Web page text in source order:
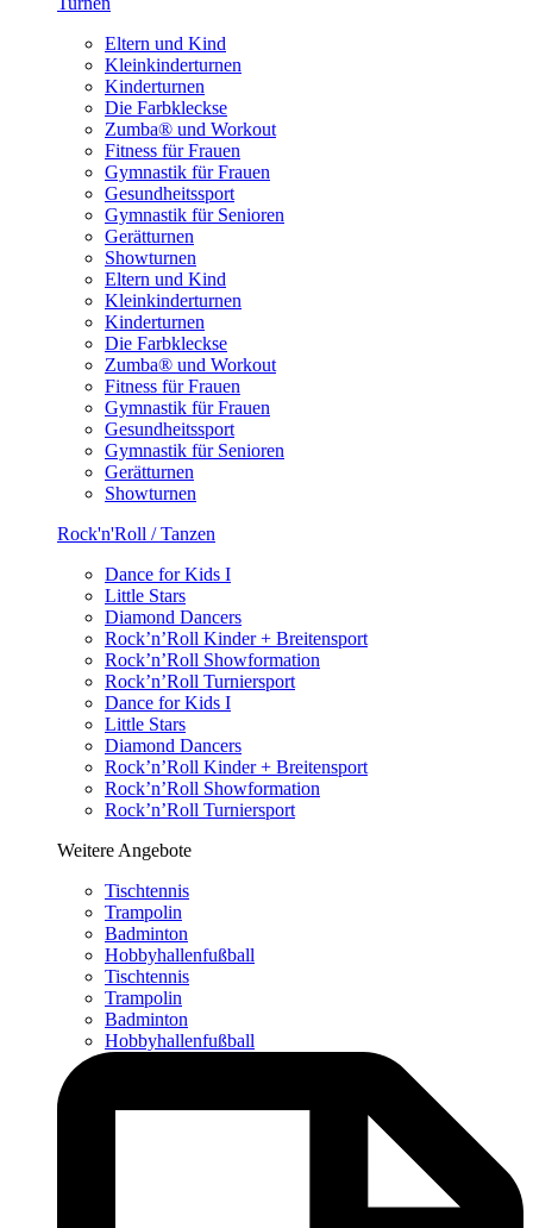
Eltern und Kind
Kleinkinderturnen
Kinderturnen
Die Farbkleckse
Zumba® und Workout
Fitness für Frauen
Gymnastik für Frauen
Gesundheitssport
Gymnastik für Senioren
Gerätturnen
Showturnen
Eltern und Kind
Kleinkinderturnen
Kinderturnen
Die Farbkleckse
Zumba® und Workout
Fitness für Frauen
Gymnastik für Frauen
Gesundheitssport
Gymnastik für Senioren
Gerätturnen
Showturnen
Rock'n'Roll / Tanzen
Dance for Kids I
Little Stars
Diamond Dancers
Rock’n’Roll Kinder + Breitensport
Rock’n’Roll Showformation
Rock’n’Roll Turniersport
Dance for Kids I
Little Stars
Diamond Dancers
Rock’n’Roll Kinder + Breitensport
Rock’n’Roll Showformation
Rock’n’Roll Turniersport
Weitere Angebote
Tischtennis
Trampolin
Badminton
Hobbyhallenfußball
Tischtennis
Trampolin
Badminton
Hobbyhallenfußball